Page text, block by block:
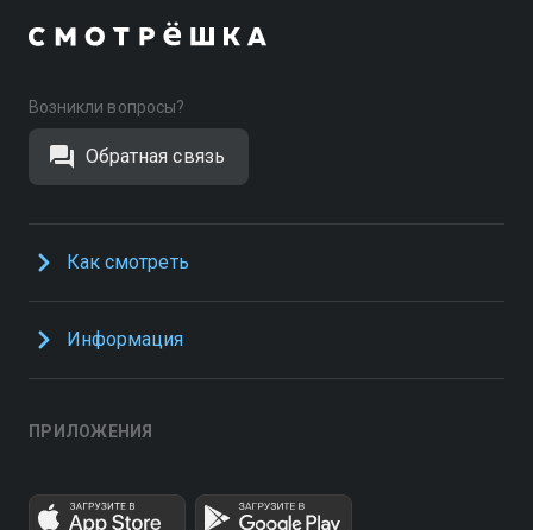
Возникли вопросы?
Обратная связь
Как смотреть
Информация
ПРИЛОЖЕНИЯ